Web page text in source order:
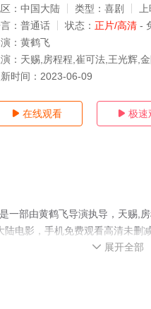
： 中国大陆 类型： 喜剧
： 普通话 状态： 正片/高清 -
： 黄鹤飞
： 天赐,房程程,崔可法,王光辉,
时间： 2023-06-09
 在线观看  极速
一部由黄鹤飞导演执导，天赐,
电影，手机免费观看高清未删
 展开全部